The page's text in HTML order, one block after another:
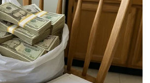
Thị trường
Giá vàng
Tiêu dùng